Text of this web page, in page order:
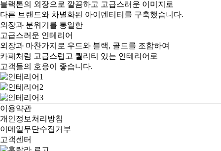
블랙톤의 외장으로 깔끔하고 고급스러운 이미지로
다른 브랜드와 차별화된 아이덴티티를 구축했습니다.
외장과 분위기를 통일한
고급스러운 인테리어
외장과 마찬가지로 우드와 블랙, 골드를 조합하여
카페처럼 고급스럽고 퀄리티 있는 인테리어로
고객들의 호응이 좋습니다.
이용약관
개인정보처리방침
이메일무단수집거부
고객센터